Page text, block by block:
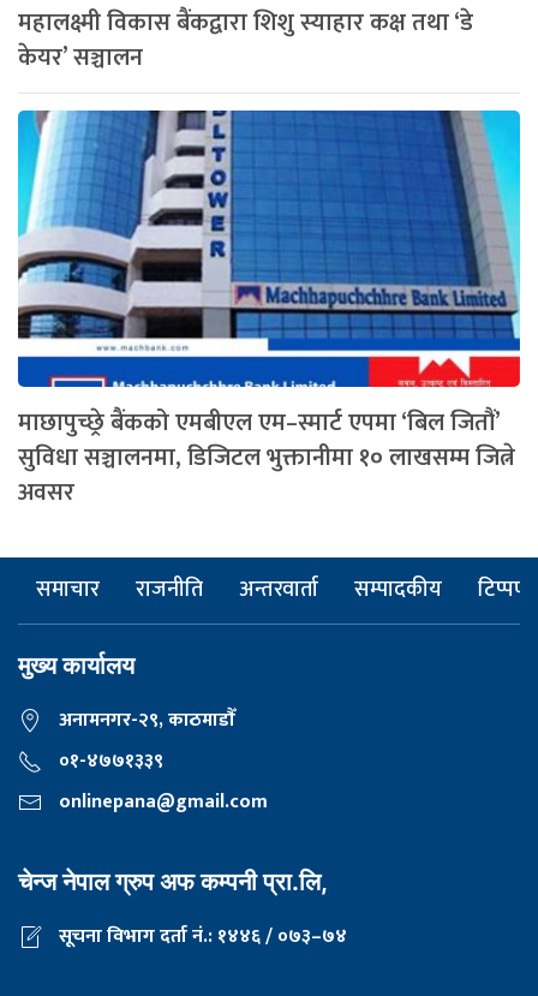
महालक्ष्मी विकास बैंकद्वारा शिशु स्याहार कक्ष तथा ‘डे
केयर’ सञ्चालन
माछापुच्छ्रे बैंकको एमबीएल एम–स्मार्ट एपमा ‘बिल जितौं’
सुविधा सञ्चालनमा, डिजिटल भुक्तानीमा १० लाखसम्म जित्ने
अवसर
समाचार राजनीति अन्तरवार्ता सम्पादकीय टिप्पणी
मुख्य कार्यालय
अनामनगर-२९, काठमाडाैँ
०१-४७७१३३९
onlinepana@gmail.com
चेन्ज नेपाल ग्रुप अफ कम्पनी प्रा.लि,
सूचना विभाग दर्ता नं.: १४४६ / ०७३–७४